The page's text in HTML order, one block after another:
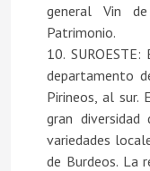
general Vin
Patrimonio.
10.
departamento
Pirineos, al sur.
gran diversidad
variedades
de Burdeos. La